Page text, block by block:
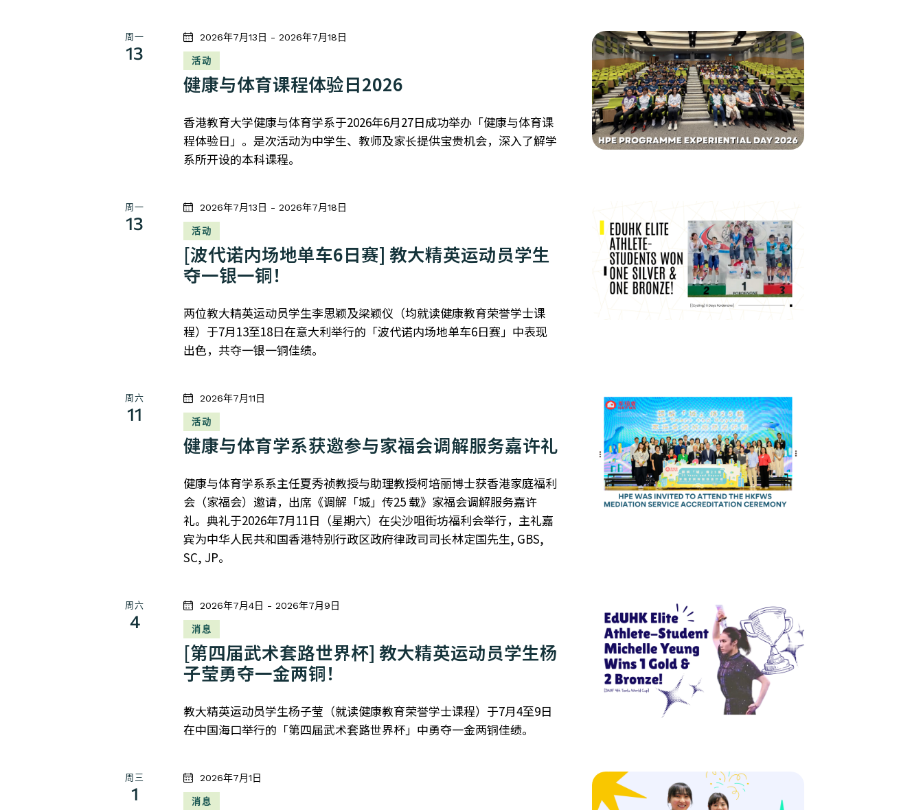
周一
13
健康与体育课程体验日2026
2026年7月13日 -2026年7月18日
活动
香港教育大学健康与体育学系于2026年6月27日成功举办「健康与体育课
程体验日」。是次活动为中学生、教师及家长提供宝贵机会，深入了解学
系所开设的本科课程。
周一
13
[波代诺内场地单车6日赛] 教大精英运动员学生
夺一银一铜！
2026年7月13日 -2026年7月18日
活动
两位教大精英运动员学生李思颖及梁颖仪（均就读健康教育荣誉学士课
程）于7月13至18日在意大利举行的「波代诺内场地单车6日赛」中表现
出色，共夺一银一铜佳绩。
周六
11
健康与体育学系获邀参与家福会调解服务嘉许礼
2026年7月11日
活动
健康与体育学系系主任夏秀祯教授与助理教授柯培丽博士获香港家庭福利
会（家福会）邀请，出席《调解「城」传25 载》家福会调解服务嘉许
礼。典礼于2026年7月11日（星期六）在尖沙咀街坊福利会举行，主礼嘉
宾为中华人民共和国香港特别行政区政府律政司司长林定国先生, GBS,
SC, JP。
周六
4
[第四届武术套路世界杯] 教大精英运动员学生杨
子莹勇夺一金两铜！
2026年7月4日 -2026年7月9日
消息
教大精英运动员学生杨子莹（就读健康教育荣誉学士课程）于7月4至9日
在中国海口举行的「第四届武术套路世界杯」中勇夺一金两铜佳绩。
周三
1
2026年7月1日
消息